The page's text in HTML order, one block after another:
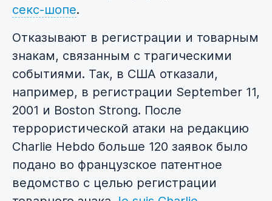
секс-шопе.
Отказывают в регистрации и товарным
знакам, связанным с трагическими
событиями. Так, в США отказали,
например, в регистрации September 11,
2001 и Boston Strong. После
террористической атаки на редакцию
Charlie Hebdo больше 120 заявок было
подано во французское патентное
ведомство с целью регистрации